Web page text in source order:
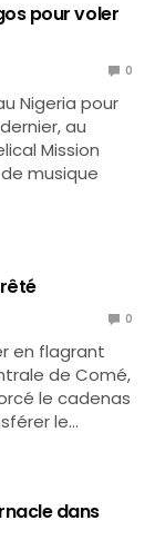
pour voler
0
Nigeria pour
au
Mission
musique
0
en flagrant
de Comé,
le cadenas
le…
dans